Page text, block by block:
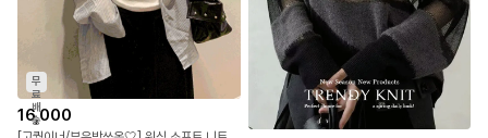
무
료
배
송
16,000